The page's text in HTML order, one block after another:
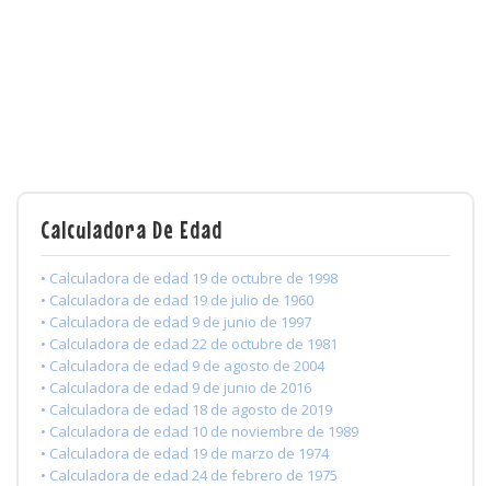
Calculadora De Edad
• Calculadora de edad 19 de octubre de 1998
• Calculadora de edad 19 de julio de 1960
• Calculadora de edad 9 de junio de 1997
• Calculadora de edad 22 de octubre de 1981
• Calculadora de edad 9 de agosto de 2004
• Calculadora de edad 9 de junio de 2016
• Calculadora de edad 18 de agosto de 2019
• Calculadora de edad 10 de noviembre de 1989
• Calculadora de edad 19 de marzo de 1974
• Calculadora de edad 24 de febrero de 1975